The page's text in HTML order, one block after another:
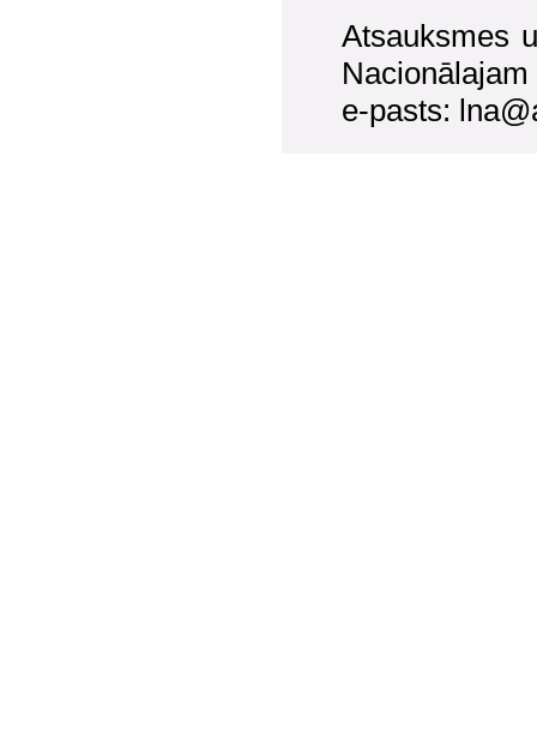
Atsauksmes
e-pasts: